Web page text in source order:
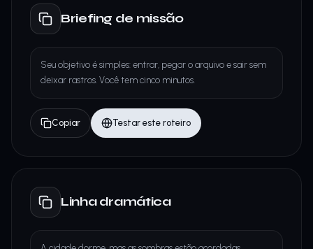
Briefing de missão
Seu objetivo é simples: entrar, pegar o arquivo e sair sem
deixar rastros. Você tem cinco minutos.
Copiar Testar este roteiro
Linha dramática